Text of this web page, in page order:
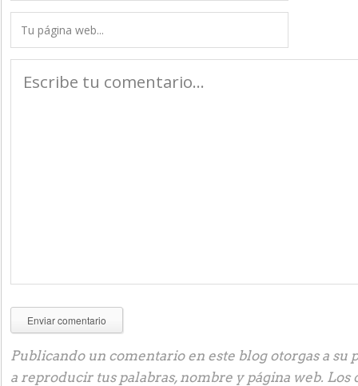
Publicando un comentario en este blog otorgas a su
a reproducir tus palabras, nombre y página web. Los